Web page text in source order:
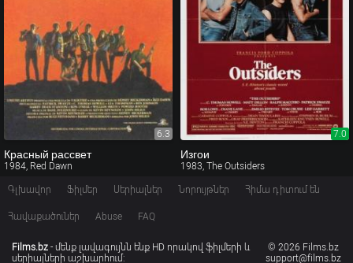
6.3
Красный рассвет
1984, Red Dawn
7.0
Изгои
1983, The Outsiders
Գլխավոր Ֆիլմեր Սերիալներ Նորույթներ Հիմա դիտում են
Հավաքածուներ Abuse FAQ
© 2026 Films.bz
support@films.bz
Films.bz - մենք լավագույնն ենք HD որակով ֆիլմերի և
սերիալների աշխարհում: